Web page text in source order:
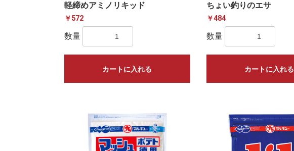
軽締めアミノリキッド
￥572
数量
カートに入れる
ちょい釣りのエサ
￥484
数量
カートに入れる